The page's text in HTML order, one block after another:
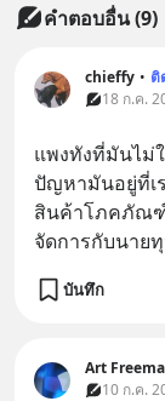
คำตอบอื่น(9)
chieffy • ติ
18 ก.ค.
แพงทังที่มันไม่
ปัญหามันอยู่ที่เ
สินค้าโภคภัณฑ์
จัดการกับนาย
บันทึก
Art
10 ก.ค.